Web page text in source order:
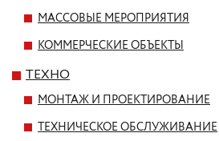
МАССОВЫЕ МЕРОПРИЯТИЯ
КОММЕРЧЕСКИЕ ОБЪЕКТЫ
ТЕХНО
МОНТАЖ И ПРОЕКТИРОВАНИЕ
ТЕХНИЧЕСКОЕ ОБСЛУЖИВАНИЕ